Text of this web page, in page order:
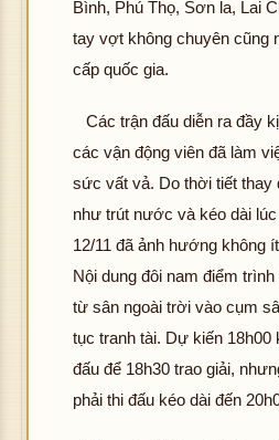
Bình, Phú Thọ, Sơn la, Lai
tay vợt không chuyên cũng
cấp quốc gia.
Các trận đấu diễn ra đầy
các vận động viên đã làm
sức vất vả. Do thời tiết thay
như trút nước và kéo dài
12/11 đã ảnh hướng không
Nội dung đôi nam điểm
từ sân ngoài trời vào cụm
tục tranh tài. Dự kiến 18h00
đấu để 18h30 trao giải,
phải thi đấu kéo dài đến